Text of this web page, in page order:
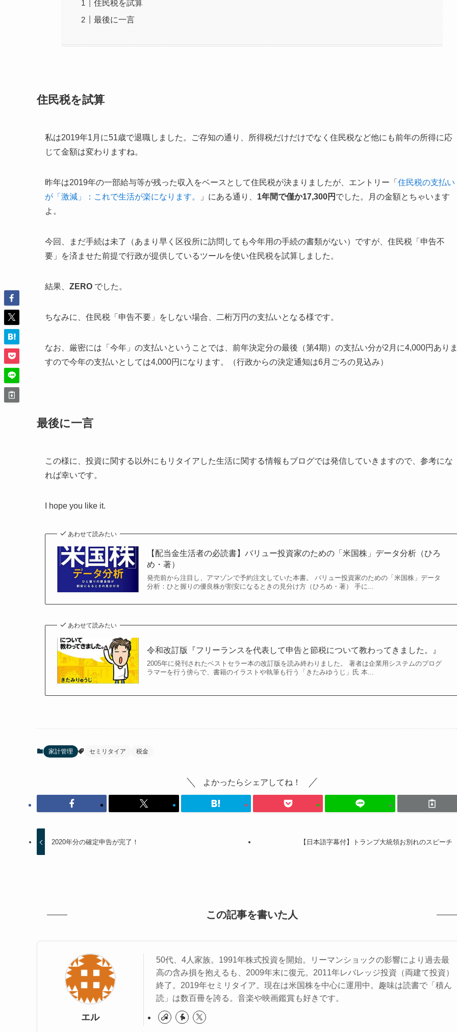
住民税を試算
最後に一言
住民税を試算
私は2019年1月に51歳で退職しました。ご存知の通り、所得税だけだけでなく住民税など他にも前年の所得に応
じて金額は変わりますね。
昨年は2019年の一部給与等が残った収入をベースとして住民税が決まりましたが、エントリー「 住民税の支払い
が「激減」：これで生活が楽になります。
」にある通り、 1年間で僅か17,300円 でした。月の金額とちゃいます
よ。
今回、まだ手続は未了（あまり早く区役所に訪問しても今年用の手続の書類がない）ですが、住民税「申告不
要」を済ませた前提で行政が提供しているツールを使い住民税を試算しました。
結果、 ZERO でした。
ちなみに、住民税「申告不要」をしない場合、二桁万円の支払いとなる様です。
なお、厳密には「今年」の支払いということでは、前年決定分の最後（第4期）の支払い分が2月に4,000円あり
すので今年の支払いとしては4,000円になります。（行政からの決定通知は6月ごろの見込み）
最後に一言
この様に、投資に関する以外にもリタイアした生活に関する情報もブログでは発信していきますので、参考にな
れば幸いです。
I hope you like it.
あわせて読みたい
【配当金生活者の必読書】バリュー投資家のための「米国株」データ分析（ひろ
め・著）
発売前から注目し、アマゾンで予約注文していた本書。 バリュー投資家のための「米国株」データ
分析：ひと握りの優良株が割安になるときの見分け方（ひろめ・著） 手に...
あわせて読みたい
令和改訂版『フリーランスを代表して申告と節税について教わってきました。』
2005年に発刊されたベストセラー本の改訂版を読み終わりました。 著者は企業用システムのプログ
ラマーを行う傍らで、書籍のイラストや執筆も行う「きたみゆうじ」氏 本...
家計管理 セミリタイア 税金
よかったらシェアしてね！
2020年分の確定申告が完了！ 【日本語字幕付】トランプ大統領お別れのスピーチ
この記事を書いた人
エル
50代、4人家族。1991年株式投資を開始。リーマンショックの影響により過去最
高の含み損を抱えるも、2009年末に復元。2011年レバレッジ投資（両建て投資）
終了。2019年セミリタイア。現在は米国株を中心に運用中。趣味は読書で「積ん
読」は数百冊を誇る。音楽や映画鑑賞も好きです。